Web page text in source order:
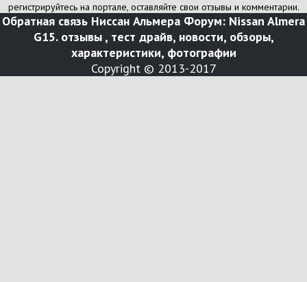
регистрируйтесь на портале, оставляйте свои отзывы и комментарии.
Обратная связь Ниссан Альмера Форум: Nissan Almera
G15. отзывы , тест драйв, новости, обзоры,
характеристики, фотографии
Copyright © 2013-2017